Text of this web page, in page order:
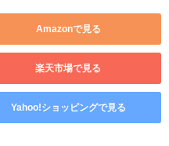
Amazonで見る
楽天市場で見る
Yahoo!ショッピングで見る